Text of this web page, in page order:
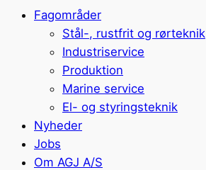
Fagområder
Stål-, rustfrit og rørteknik
Industriservice
Produktion
Marine service
El- og styringsteknik
Nyheder
Jobs
Om AGJ A/S